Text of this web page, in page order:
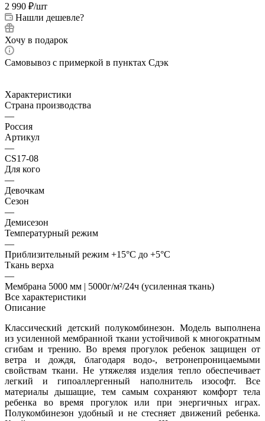
2 990 ₽/шт
Нашли дешевле?
Хочу в подарок
Самовывоз с примеркой в пунктах Сдэк
Характеристики
Страна производства
—
Россия
Артикул
—
CS17-08
Для кого
—
Девочкам
Сезон
—
Демисезон
Температурный режим
—
Приблизительный режим +15°С до +5°С
Ткань верха
—
Мембрана 5000 мм | 5000г/м²/24ч (усиленная ткань)
Все характеристики
Описание
Классический детский полукомбинезон. Модель выполнена
из усиленной мембранной ткани устойчивой к многократным
сгибам и трению. Во время прогулок ребенок защищен от
ветра и дождя, благодаря водо-, ветронепроницаемыми
свойствам ткани. Не утяжеляя изделия тепло обеспечивает
легкий и гипоаллергенный наполнитель изософт. Все
материалы дышащие, тем самым сохраняют комфорт тела
ребенка во время прогулок или при энергичных играх.
Полукомбинезон удобный и не стесняет движений ребенка.